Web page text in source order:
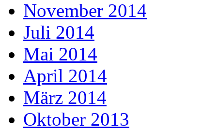
November 2014
Juli 2014
Mai 2014
April 2014
März 2014
Oktober 2013